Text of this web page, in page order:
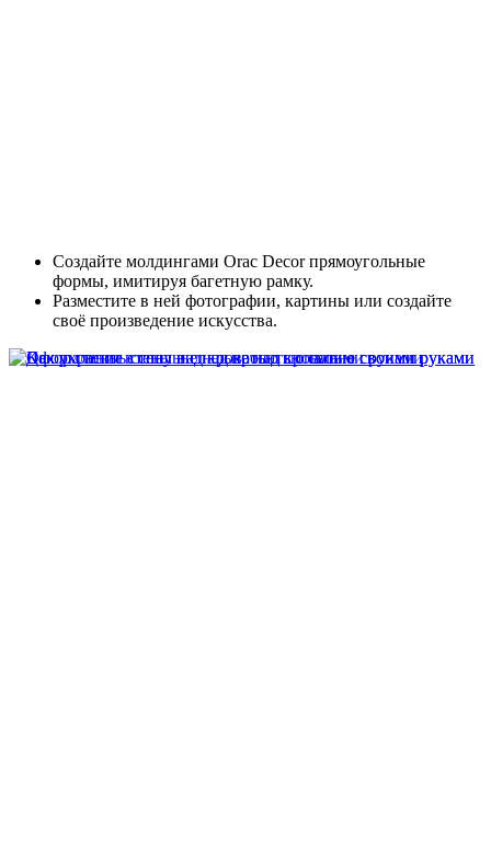
Создайте молдингами Orac Decor прямоугольные
формы, имитируя багетную рамку.
Разместите в ней фотографии, картины или создайте
своё произведение искусства.